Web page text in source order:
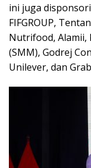
ini juga
FIFGROUP,
Nutrifood, Alamii,
(SMM), Godrej
Unilever, dan